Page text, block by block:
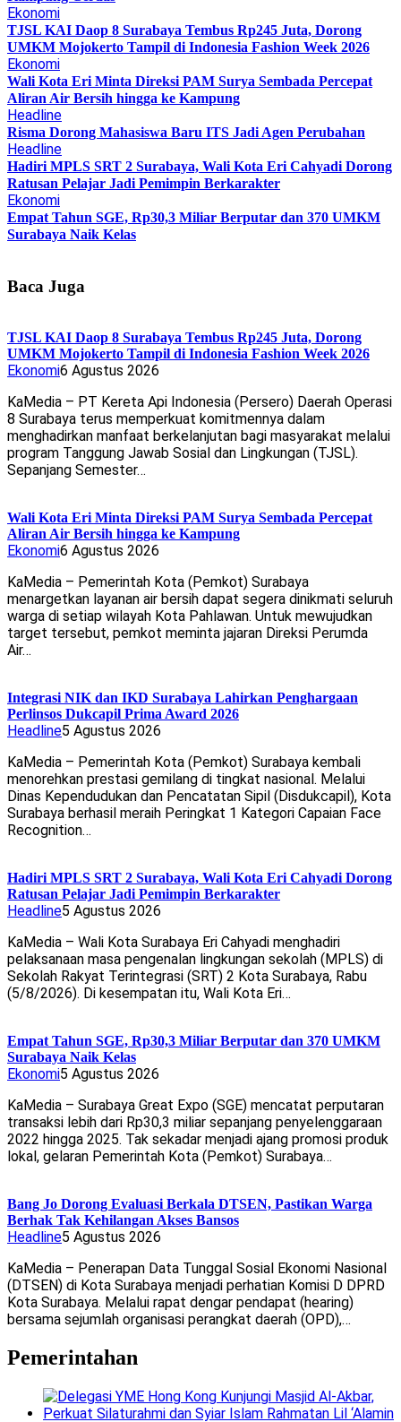
Ekonomi
TJSL KAI Daop 8 Surabaya Tembus Rp245 Juta, Dorong
UMKM Mojokerto Tampil di Indonesia Fashion Week 2026
Ekonomi
Wali Kota Eri Minta Direksi PAM Surya Sembada Percepat
Aliran Air Bersih hingga ke Kampung
Headline
Risma Dorong Mahasiswa Baru ITS Jadi Agen Perubahan
Headline
Hadiri MPLS SRT 2 Surabaya, Wali Kota Eri Cahyadi Dorong
Ratusan Pelajar Jadi Pemimpin Berkarakter
Ekonomi
Empat Tahun SGE, Rp30,3 Miliar Berputar dan 370 UMKM
Surabaya Naik Kelas
Baca Juga
TJSL KAI Daop 8 Surabaya Tembus Rp245 Juta, Dorong
UMKM Mojokerto Tampil di Indonesia Fashion Week 2026
Ekonomi6 Agustus 2026
KaMedia – PT Kereta Api Indonesia (Persero) Daerah Operasi
8 Surabaya terus memperkuat komitmennya dalam
menghadirkan manfaat berkelanjutan bagi masyarakat melalui
program Tanggung Jawab Sosial dan Lingkungan (TJSL).
Sepanjang Semester…
Wali Kota Eri Minta Direksi PAM Surya Sembada Percepat
Aliran Air Bersih hingga ke Kampung
Ekonomi6 Agustus 2026
KaMedia – Pemerintah Kota (Pemkot) Surabaya
menargetkan layanan air bersih dapat segera dinikmati seluruh
warga di setiap wilayah Kota Pahlawan. Untuk mewujudkan
target tersebut, pemkot meminta jajaran Direksi Perumda
Air…
Integrasi NIK dan IKD Surabaya Lahirkan Penghargaan
Perlinsos Dukcapil Prima Award 2026
Headline5 Agustus 2026
KaMedia – Pemerintah Kota (Pemkot) Surabaya kembali
menorehkan prestasi gemilang di tingkat nasional. Melalui
Dinas Kependudukan dan Pencatatan Sipil (Disdukcapil), Kota
Surabaya berhasil meraih Peringkat 1 Kategori Capaian Face
Recognition…
Hadiri MPLS SRT 2 Surabaya, Wali Kota Eri Cahyadi Dorong
Ratusan Pelajar Jadi Pemimpin Berkarakter
Headline5 Agustus 2026
KaMedia – Wali Kota Surabaya Eri Cahyadi menghadiri
pelaksanaan masa pengenalan lingkungan sekolah (MPLS) di
Sekolah Rakyat Terintegrasi (SRT) 2 Kota Surabaya, Rabu
(5/8/2026). Di kesempatan itu, Wali Kota Eri…
Empat Tahun SGE, Rp30,3 Miliar Berputar dan 370 UMKM
Surabaya Naik Kelas
Ekonomi5 Agustus 2026
KaMedia – Surabaya Great Expo (SGE) mencatat perputaran
transaksi lebih dari Rp30,3 miliar sepanjang penyelenggaraan
2022 hingga 2025. Tak sekadar menjadi ajang promosi produk
lokal, gelaran Pemerintah Kota (Pemkot) Surabaya…
Bang Jo Dorong Evaluasi Berkala DTSEN, Pastikan Warga
Berhak Tak Kehilangan Akses Bansos
Headline5 Agustus 2026
KaMedia – Penerapan Data Tunggal Sosial Ekonomi Nasional
(DTSEN) di Kota Surabaya menjadi perhatian Komisi D DPRD
Kota Surabaya. Melalui rapat dengar pendapat (hearing)
bersama sejumlah organisasi perangkat daerah (OPD),…
Pemerintahan